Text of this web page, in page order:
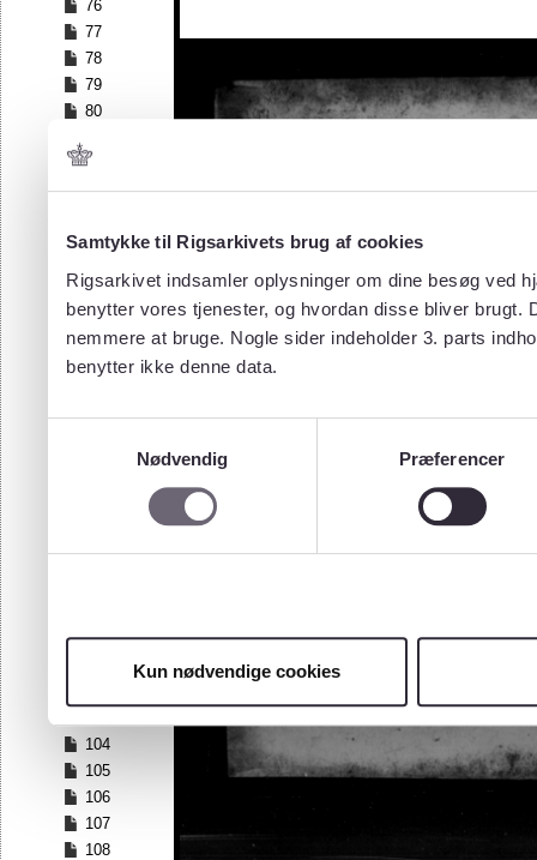
Samtykke til Rigsarkivets brug af cookies
Rigsarkivet indsamler oplysninger om dine besøg ved
benytter vores tjenester, og hvordan disse bliver
nemmere at bruge. Nogle sider indeholder 3. parts
benytter ikke denne data.
Nødvendig
Præferencer
Kun nødvendige cookies
76
77
78
79
80
82
83
85
87
88
89
90
97
100
104
105
106
107
108